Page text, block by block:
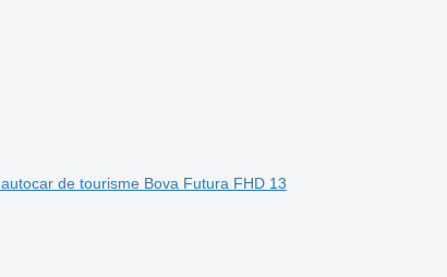
autocar de tourisme Bova Futura FHD 13